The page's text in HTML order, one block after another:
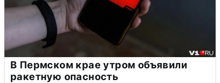
В Пермском крае утром объявили
ракетную опасность